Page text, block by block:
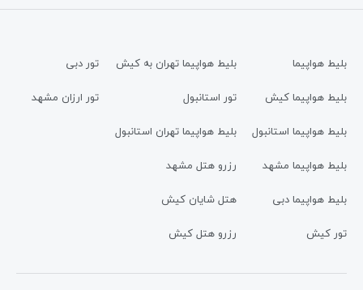
بلیط هواپیما
بلیط هواپیما کیش
بلیط هواپیما استانبول
بلیط هواپیما مشهد
بلیط هواپیما دبی
تور کیش
بلیط هواپیما تهران به کیش
تور استانبول
بلیط هواپیما تهران استانبول
رزرو هتل مشهد
هتل شایان کیش
رزرو هتل کیش
تور دبی
تور ارزان مشهد